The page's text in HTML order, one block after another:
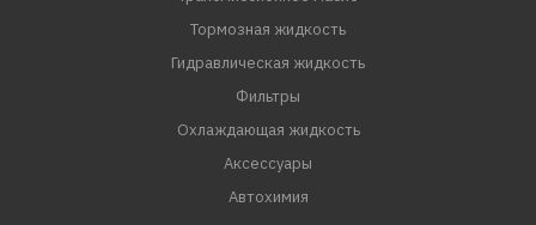
Тормозная жидкость
Гидравлическая жидкость
Фильтры
Охлаждающая жидкость
Аксессуары
Автохимия